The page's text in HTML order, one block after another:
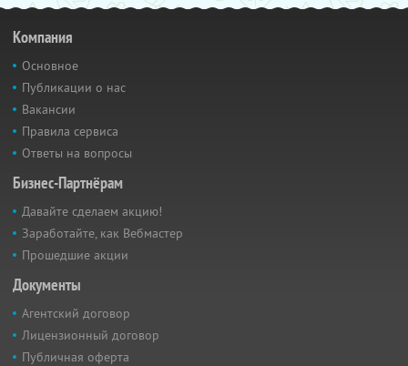
Компания
Основное
Публикации о нас
Вакансии
Правила сервиса
Ответы на вопросы
Бизнес-Партнёрам
Давайте сделаем акцию!
Заработайте, как Вебмастер
Прошедшие акции
Документы
Агентский договор
Лицензионный договор
Публичная оферта